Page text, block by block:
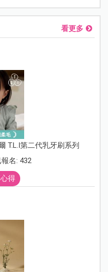
看更多
T.L.I第二代乳牙刷系列
名: 432
得